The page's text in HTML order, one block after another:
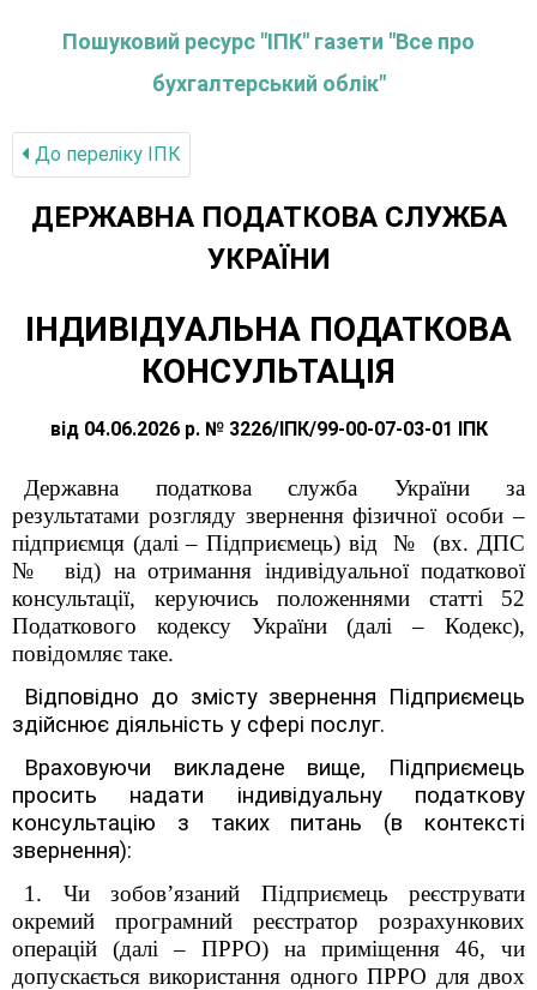
Пошуковий ресурс "ІПК" газети "Все про
бухгалтерський облік"
До переліку IПК
ДЕРЖАВНА ПОДАТКОВА СЛУЖБА
УКРАЇНИ
ІНДИВІДУАЛЬНА ПОДАТКОВА
КОНСУЛЬТАЦІЯ
від 04.06.2026 р. № 3226/ІПК/99-00-07-03-01 ІПК
Державна податкова служба України за
результатами розгляду звернення фізичної особи –
підприємця (далі – Підприємець) від № (вх. ДПС
№ від) наотримання індивідуальної податкової
консультації, керуючись положеннями статті 52
Податкового кодексу України (далі – Кодекс),
повідомляє таке.
Відповідно до змісту звернення Підприємець
здійснює діяльність у сфері послуг.
Враховуючи викладене вище, Підприємець
просить надати індивідуальну податкову
консультацію з таких питань (в контексті
звернення):
1. Чи зобов’язаний Підприємець реєструвати
окремий програмний реєстратор розрахункових
операцій (далі – ПРРО) на приміщення 46, чи
допускається використання одного ПРРО для двох